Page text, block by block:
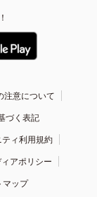
注意について
づく表記
ィ利用規約
アポリシー
マップ